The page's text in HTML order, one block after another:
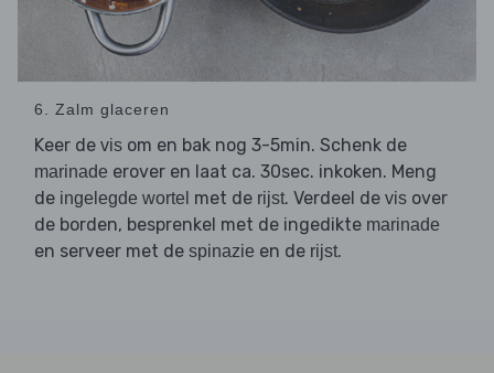
6. Zalm glaceren
Keer de vis om en bak nog 3-5min. Schenk de
marinade erover en laat ca. 30sec. inkoken. Meng
de ingelegde wortel met de rijst. Verdeel de vis over
de borden, besprenkel met de ingedikte marinade
en serveer met de spinazie en de rijst.